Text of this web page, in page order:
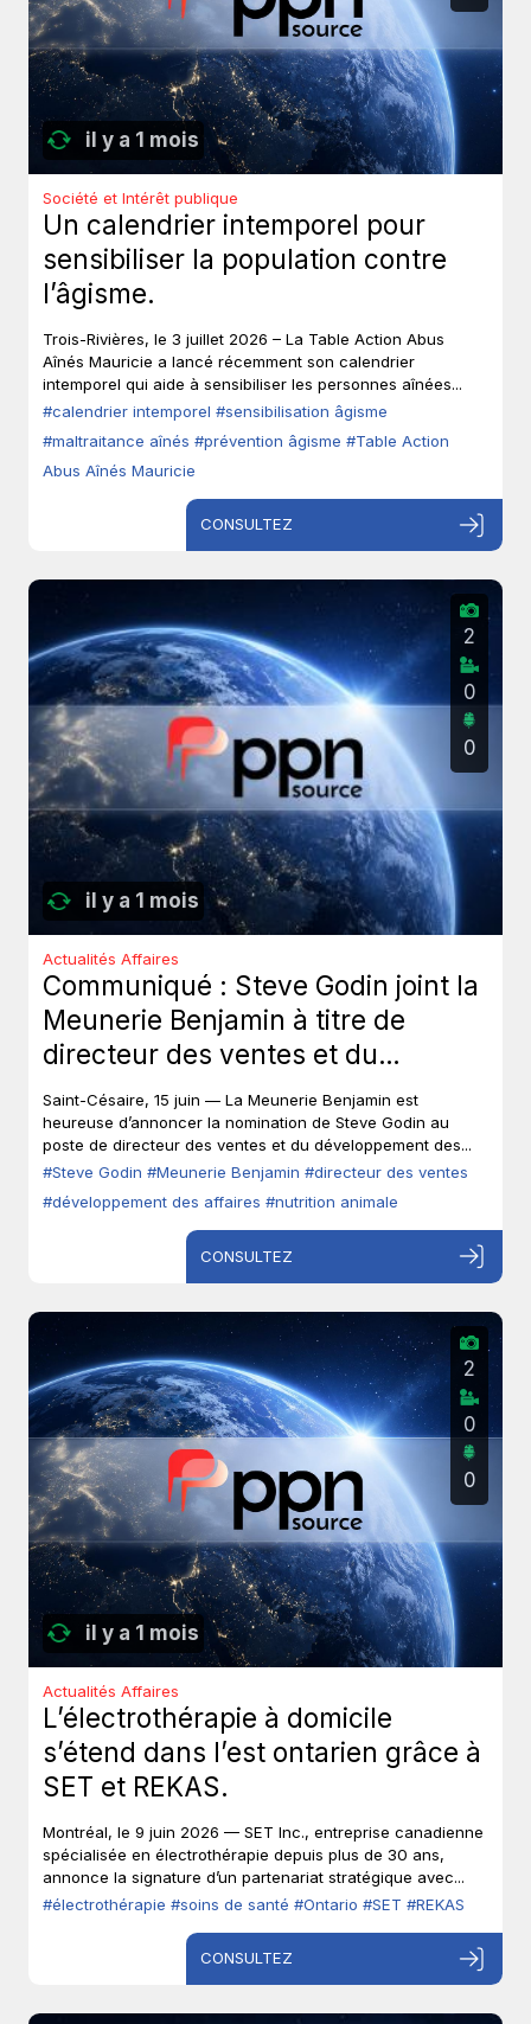
il y a 1 mois
Société et Intérêt publique
Un calendrier intemporel pour
sensibiliser la population contre
l’âgisme.
Trois-Rivières, le 3 juillet 2026 – La Table Action Abus
Aînés Mauricie a lancé récemment son calendrier
intemporel qui aide à sensibiliser les personnes aînées...
#calendrier intemporel #sensibilisation âgisme
#maltraitance aînés #prévention âgisme #Table Action
Abus Aînés Mauricie
CONSULTEZ
il y a 1 mois
2
0
0
Actualités Affaires
Communiqué : Steve Godin joint la
Meunerie Benjamin à titre de
directeur des ventes et du
développement des affaires.
Saint-Césaire, 15 juin — La Meunerie Benjamin est
heureuse d’annoncer la nomination de Steve Godin au
poste de directeur des ventes et du développement des...
#Steve Godin #Meunerie Benjamin #directeur des ventes
#développement des affaires #nutrition animale
CONSULTEZ
il y a 1 mois
2
0
0
Actualités Affaires
L’électrothérapie à domicile
s’étend dans l’est ontarien grâce à
SET et REKAS.
Montréal, le 9 juin 2026 — SET Inc., entreprise canadienne
spécialisée en électrothérapie depuis plus de 30 ans,
annonce la signature d’un partenariat stratégique avec...
#électrothérapie #soins de santé #Ontario #SET #REKAS
CONSULTEZ